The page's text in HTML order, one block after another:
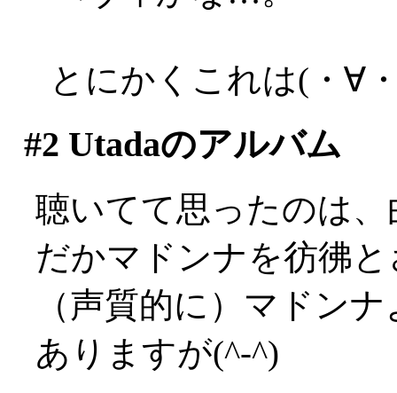
とにかくこれは(・∀
#2 Utadaのアルバム
聴いてて思ったのは
だかマドンナを彷彿
（声質的に）マドン
ありますが(^-^)